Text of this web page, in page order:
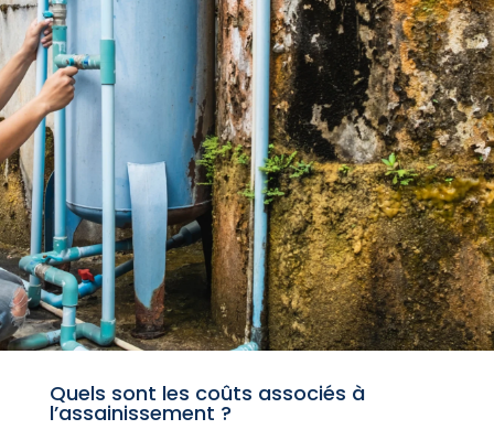
Quels sont les coûts associés à
l’assainissement ?